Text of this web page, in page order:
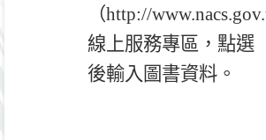
（http://
線上服務專區，點選
後輸入圖書資料。